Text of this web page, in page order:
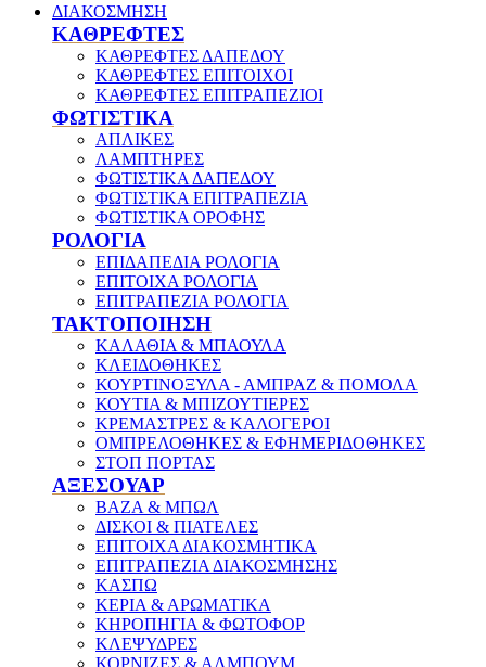
ΔΙΑΚΟΣΜΗΣΗ
ΚΑΘΡΕΦΤΕΣ
ΚΑΘΡΕΦΤΕΣ ΔΑΠΕΔΟΥ
ΚΑΘΡΕΦΤΕΣ ΕΠΙΤΟΙΧΟΙ
ΚΑΘΡΕΦΤΕΣ ΕΠΙΤΡΑΠΕΖΙΟΙ
ΦΩΤΙΣΤΙΚΑ
ΑΠΛΙΚΕΣ
ΛΑΜΠΤΗΡΕΣ
ΦΩΤΙΣΤΙΚΑ ΔΑΠΕΔΟΥ
ΦΩΤΙΣΤΙΚΑ ΕΠΙΤΡΑΠΕΖΙΑ
ΦΩΤΙΣΤΙΚΑ ΟΡΟΦΗΣ
ΡΟΛΟΓΙΑ
ΕΠΙΔΑΠΕΔΙΑ ΡΟΛΟΓΙΑ
ΕΠΙΤΟΙΧΑ ΡΟΛΟΓΙΑ
ΕΠΙΤΡΑΠΕΖΙΑ ΡΟΛΟΓΙΑ
ΤΑΚΤΟΠΟΙΗΣΗ
ΚΑΛΑΘΙΑ & ΜΠΑΟΥΛΑ
ΚΛΕΙΔΟΘΗΚΕΣ
ΚΟΥΡΤΙΝΟΞΥΛΑ - ΑΜΠΡΑΖ & ΠΟΜΟΛΑ
ΚΟΥΤΙΑ & ΜΠΙΖΟΥΤΙΕΡΕΣ
ΚΡΕΜΑΣΤΡΕΣ & ΚΑΛΟΓΕΡΟΙ
ΟΜΠΡΕΛΟΘΗΚΕΣ & ΕΦΗΜΕΡΙΔΟΘΗΚΕΣ
ΣΤΟΠ ΠΟΡΤΑΣ
ΑΞΕΣΟΥΑΡ
ΒΑΖΑ & ΜΠΩΛ
ΔΙΣΚΟΙ & ΠΙΑΤΕΛΕΣ
ΕΠΙΤΟΙΧΑ ΔΙΑΚΟΣΜΗΤΙΚΑ
ΕΠΙΤΡΑΠΕΖΙΑ ΔΙΑΚΟΣΜΗΣΗΣ
ΚΑΣΠΩ
ΚΕΡΙΑ & ΑΡΩΜΑΤΙΚΑ
ΚΗΡΟΠΗΓΙΑ & ΦΩΤΟΦΟΡ
ΚΛΕΨΥΔΡΕΣ
ΚΟΡΝΙΖΕΣ & ΑΛΜΠΟΥΜ